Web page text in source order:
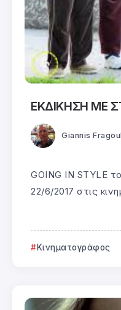
ΕΚΔΙΚΗΣΗ ΜΕ
Giannis
GOING IN STYLE
22/6/2017 στις
Κινηματογράφος